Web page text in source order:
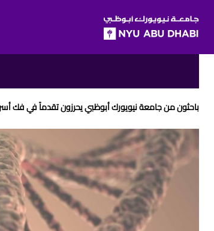
SKIP TO ALL NYU NAVIGATION
SKIP TO MAIN CONTENT
Breadcrumbs
باحثون من جامعة نيويورك أبوظبي يحرزون تقدماً في فك